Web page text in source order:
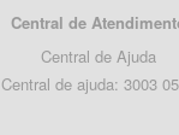
Central de
Central de Ajuda
Central de ajuda: 3003